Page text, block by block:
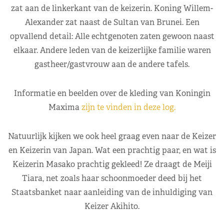
zat aan de linkerkant van de keizerin. Koning Willem-
Alexander zat naast de Sultan van Brunei. Een
opvallend detail: Alle echtgenoten zaten gewoon naast
elkaar. Andere leden van de keizerlijke familie waren
gastheer/gastvrouw aan de andere tafels.
Informatie en beelden over de kleding van Koningin
Maximazijn te vinden in deze log.
Natuurlijk kijken we ook heel graag even naar de Keizer
en Keizerin van Japan. Wat een prachtig paar, en wat is
Keizerin Masako prachtig gekleed! Ze draagt de Meiji
Tiara, net zoals haar schoonmoeder deed bij het
Staatsbanket naar aanleiding van de inhuldiging van
Keizer Akihito.